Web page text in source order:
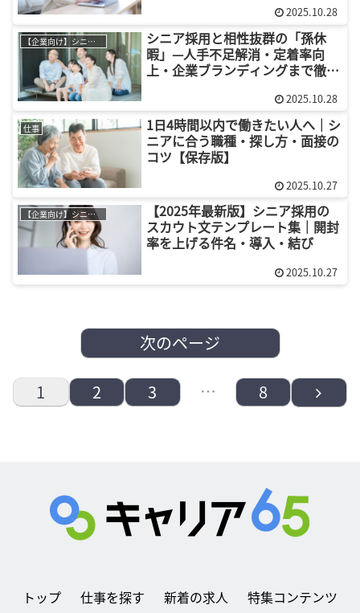
2025.10.28
【企業向け】シニア採用
シニア採用と相性抜群の「孫休
暇」—人手不足解消・定着率向
上・企業ブランディングまで徹底
2025.10.28
仕事
1日4時間以内で働きたい人へ｜シ
ニアに合う職種・探し方・面接の
コツ【保存版】
2025.10.27
【企業向け】シニア採用
【2025年最新版】シニア採用の
スカウト文テンプレート集｜開封
率を上げる件名・導入・結び
2025.10.27
次のページ
1 2 3 … 8
次
トップ 仕事を探す 新着の求人 特集コンテンツ